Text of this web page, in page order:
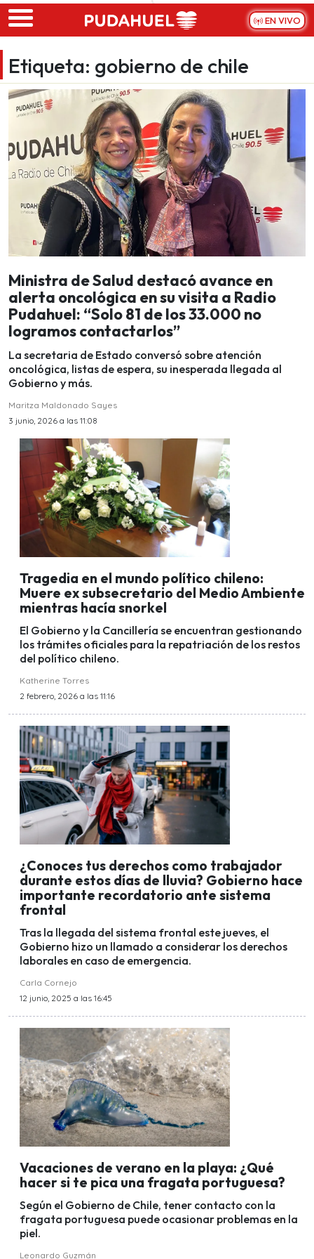
Skip to main content
EN VIVO
Etiqueta: gobierno de chile
Ministra de Salud destacó avance en
alerta oncológica en su visita a Radio
Pudahuel: “Solo 81 de los 33.000 no
logramos contactarlos”
La secretaria de Estado conversó sobre atención
oncológica, listas de espera, su inesperada llegada al
Gobierno y más.
Maritza Maldonado Sayes
3 junio, 2026 a las 11:08
Tragedia en el mundo político chileno:
Muere ex subsecretario del Medio Ambiente
mientras hacía snorkel
El Gobierno y la Cancillería se encuentran gestionando
los trámites oficiales para la repatriación de los restos
del político chileno.
Katherine Torres
2 febrero, 2026 a las 11:16
¿Conoces tus derechos como trabajador
durante estos días de lluvia? Gobierno hace
importante recordatorio ante sistema
frontal
Tras la llegada del sistema frontal este jueves, el
Gobierno hizo un llamado a considerar los derechos
laborales en caso de emergencia.
Carla Cornejo
12 junio, 2025 a las 16:45
Vacaciones de verano en la playa: ¿Qué
hacer si te pica una fragata portuguesa?
Según el Gobierno de Chile, tener contacto con la
fragata portuguesa puede ocasionar problemas en la
piel.
Leonardo Guzmán